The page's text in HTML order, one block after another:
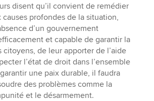
disent qu’il convient de remédier
causes profondes de la situation,
d’un gouvernement
et capable de garantir la
de leur apporter de l’aide
l’état de droit dans l’ensemble
une paix durable, il faudra
des problèmes comme la
et le désarmement.